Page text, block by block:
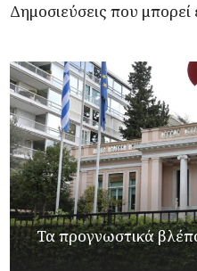
Δημοσιεύσεις που
Τα προγνωστικά